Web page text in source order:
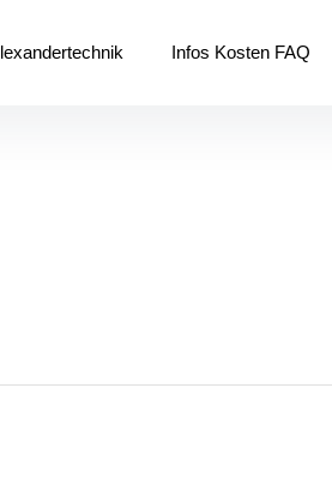
Infos Kosten FAQ